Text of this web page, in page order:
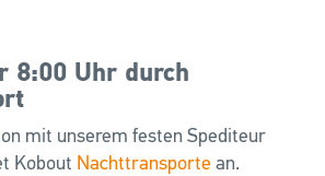
8:00 Uhr durch
mit unserem festen Spediteur
Kobout Nachttransporte an.